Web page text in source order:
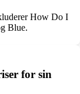
How Do I
Blue.
for sin